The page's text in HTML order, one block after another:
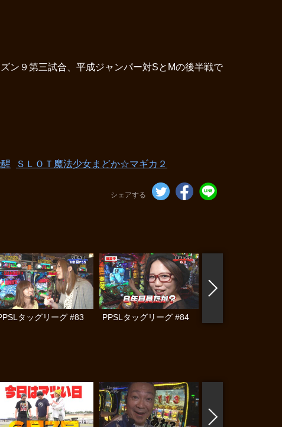
ン９第三試合、平成ジャンパー対SとMの後半戦で
ＳＬＯＴ魔法少女まどか☆マギカ２
シェアする
タッグリーグ #83 PPSLタッグリーグ #84